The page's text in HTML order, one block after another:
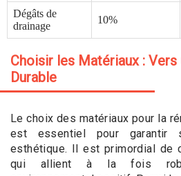
Dégâts de
drainage
10%
Choisir les Matériaux : Vers
Durable
Le choix des matériaux pour la
est essentiel pour garantir
esthétique. Il est primordial de
qui allient à la fois